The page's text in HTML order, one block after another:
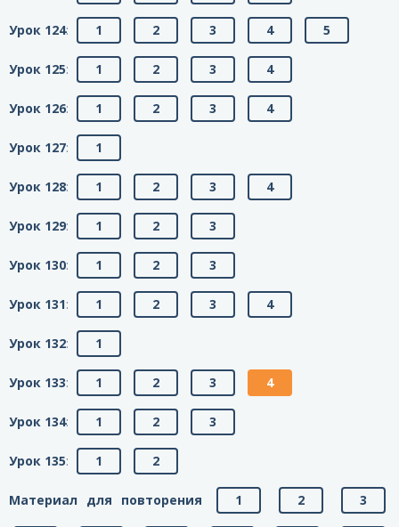
Урок 124: 1 2 3 4 5
Урок 125: 1 2 3 4
Урок 126: 1 2 3 4
Урок 127: 1
Урок 128: 1 2 3 4
Урок 129: 1 2 3
Урок 130: 1 2 3
Урок 131: 1 2 3 4
Урок 132: 1
Урок 133: 1 2 3 4
Урок 134: 1 2 3
Урок 135: 1 2
Материал для повторения 1 2 3